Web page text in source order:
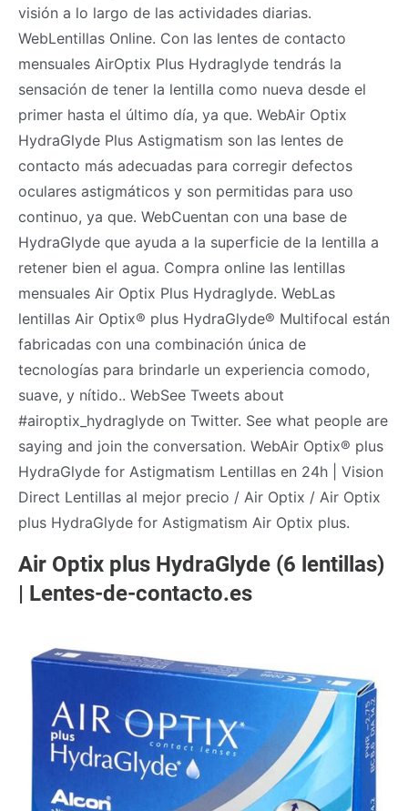
visión a lo largo de las actividades diarias.
WebLentillas Online. Con las lentes de contacto
mensuales AirOptix Plus Hydraglyde tendrás la
sensación de tener la lentilla como nueva desde el
primer hasta el último día, ya que. WebAir Optix
HydraGlyde Plus Astigmatism son las lentes de
contacto más adecuadas para corregir defectos
oculares astigmáticos y son permitidas para uso
continuo, ya que. WebCuentan con una base de
HydraGlyde que ayuda a la superficie de la lentilla a
retener bien el agua. Compra online las lentillas
mensuales Air Optix Plus Hydraglyde. WebLas
lentillas Air Optix® plus HydraGlyde® Multifocal están
fabricadas con una combinación única de
tecnologías para brindarle un experiencia comodo,
suave, y nítido.. WebSee Tweets about
#airoptix_hydraglyde on Twitter. See what people are
saying and join the conversation. WebAir Optix® plus
HydraGlyde for Astigmatism Lentillas en 24h | Vision
Direct Lentillas al mejor precio / Air Optix / Air Optix
plus HydraGlyde for Astigmatism Air Optix plus.
Air Optix plus HydraGlyde (6 lentillas)
| Lentes-de-contacto.es